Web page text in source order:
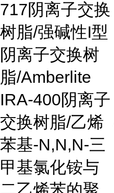
717阴离子交换
树脂/强碱性I型
阴离子交换树
脂/Amberlite
IRA-400阴离子
交换树脂/乙烯
苯基-N,N,N-三
甲基氯化铵与